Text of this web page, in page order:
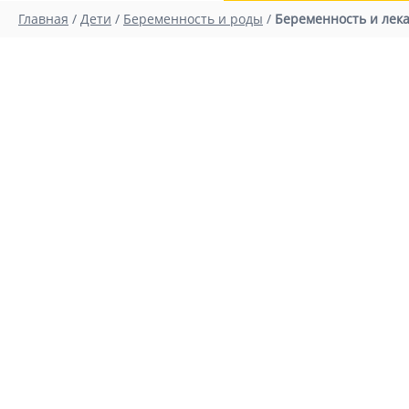
Главная / Дети / Беременность и роды / Беременность и